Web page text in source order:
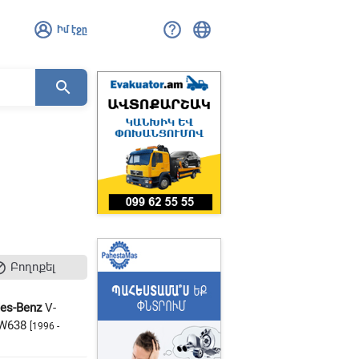
Իմ էջը
search
Բողոքել
BenzV-
[1996 -